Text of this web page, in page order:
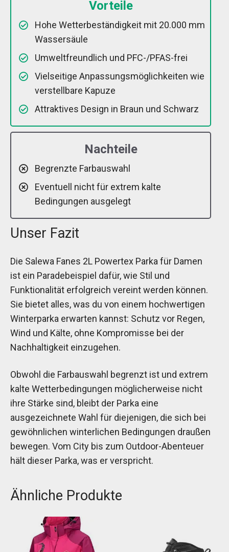
Vorteile
Hohe Wetterbeständigkeit mit 20.000 mm
Wassersäule
Umweltfreundlich und PFC-/PFAS-frei
Vielseitige Anpassungsmöglichkeiten wie
verstellbare Kapuze
Attraktives Design in Braun und Schwarz
Nachteile
Begrenzte Farbauswahl
Eventuell nicht für extrem kalte
Bedingungen ausgelegt
Unser Fazit
Die Salewa Fanes 2L Powertex Parka für Damen
ist ein Paradebeispiel dafür, wie Stil und
Funktionalität erfolgreich vereint werden können.
Sie bietet alles, was du von einem hochwertigen
Winterparka erwarten kannst: Schutz vor Regen,
Wind und Kälte, ohne Kompromisse bei der
Nachhaltigkeit einzugehen.
Obwohl die Farbauswahl begrenzt ist und extrem
kalte Wetterbedingungen möglicherweise nicht
ihre Stärke sind, bleibt der Parka eine
ausgezeichnete Wahl für diejenigen, die sich bei
gewöhnlichen winterlichen Bedingungen draußen
bewegen. Vom City bis zum Outdoor-Abenteuer
hält dieser Parka, was er verspricht.
Ähnliche Produkte